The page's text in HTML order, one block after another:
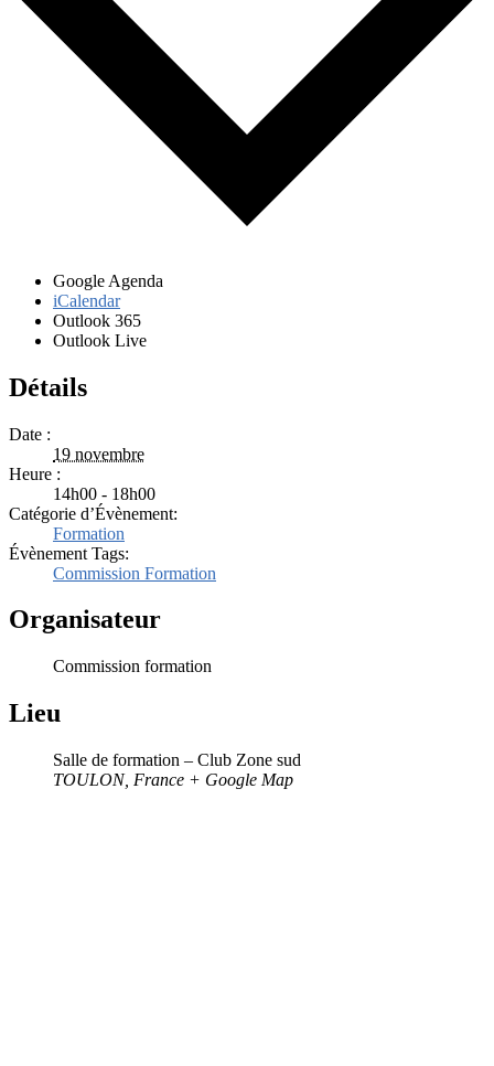
Google Agenda
iCalendar
Outlook 365
Outlook Live
Détails
Date :
19 novembre
Heure :
14h00 - 18h00
Catégorie d’Évènement:
Formation
Évènement Tags:
Commission Formation
Organisateur
Commission formation
Lieu
Salle de formation – Club Zone sud
TOULON, France + Google Map